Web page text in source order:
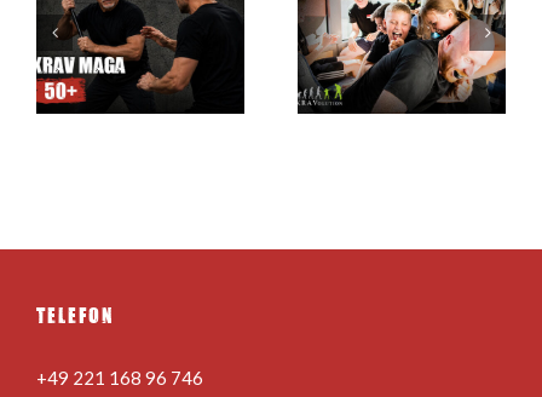
Krav Maga
Sommerferien
Camp für Kids
& Teens 24.08.
– 28.08.2026
Instructor
Courses
TELEFON
+49 221 168 96 746